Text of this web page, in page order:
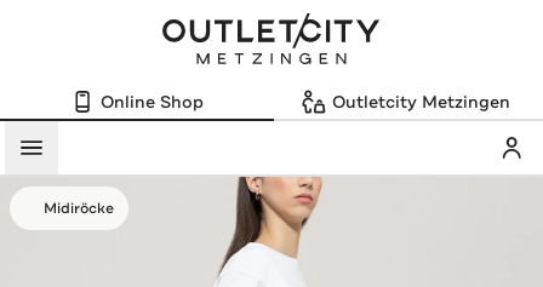
Online Shop Outletcity Metzingen
Menü
Midiröcke